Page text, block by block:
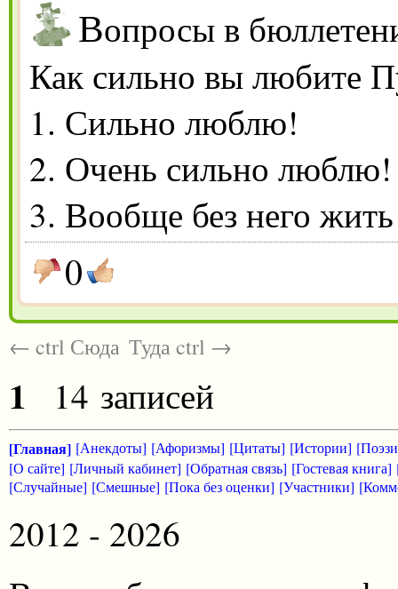
Вопросы в
Как сильно вы любите
1. Сильно люблю!
2. Очень сильно люблю!
3. Вообще без него
0
← ctrl Сюда Туда ctrl →
1 14 записей
[Главная] [Анекдоты] [Афоризмы] [Цитаты] [Истории]
[О сайте] [Личный кабинет] [Обратная связь] [Гостевая книга]
[Случайные] [Смешные] [Пока без оценки] [Участники]
2012 - 2026